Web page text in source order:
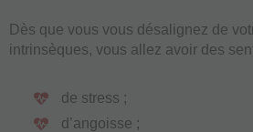
Dès que vous vous désalignez de
intrinsèques, vous allez avoir des
de stress ;
d’angoisse ;